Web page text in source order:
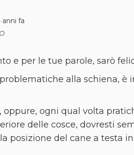
anni fa
e per le tue parole, sarò
alla schiena,
ogni qual volta
delle cosce, dovresti
posizione del cane a testa